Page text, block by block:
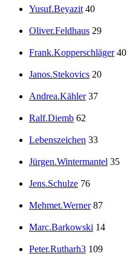
Yusuf.Beyazit 40
Oliver.Feldhaus 29
Frank.Kopperschläger 40
Janos.Stekovics 20
Andrea.Kähler 37
Ralf.Diemb 62
Lebenszeichen 33
Jürgen.Wintermantel 35
Jens.Schulze 76
Mehmet.Werner 87
Marc.Barkowski 14
Peter.Rutharh3 109